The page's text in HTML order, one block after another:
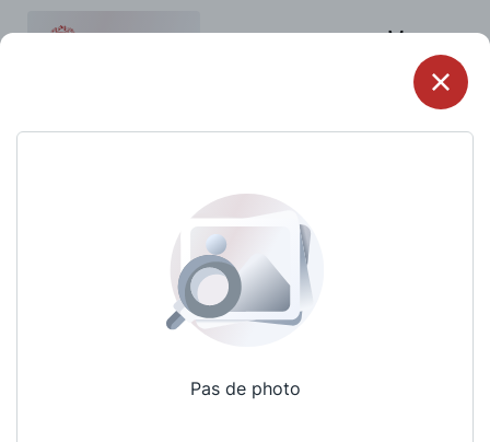
Menu
Pas de photo